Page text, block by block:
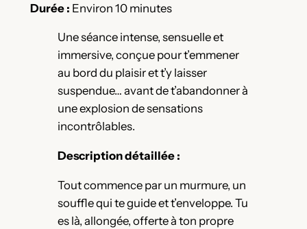
Durée : Environ 10 minutes
Une séance intense, sensuelle et
immersive, conçue pour t’emmener
au bord du plaisir et t’y laisser
suspendue… avant de t’abandonner à
une explosion de sensations
incontrôlables.
Description détaillée :
Tout commence par un murmure, un
souffle qui te guide et t’enveloppe. Tu
es là, allongée, offerte à ton propre